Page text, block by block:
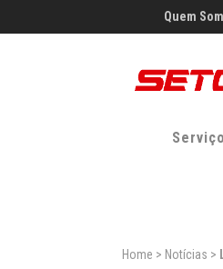
Quem
Comissões de
Reunião ONLINE da Comissão
19/05/2025
+55 (11) 2632.1000
setcesp@setcesp.org.br
Home > Notícias >